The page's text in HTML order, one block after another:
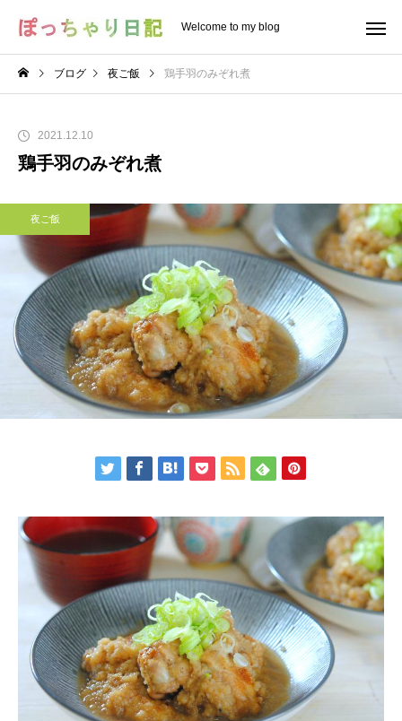
Welcome to my blog
ブログ 夜ご飯 鶏手羽のみぞれ煮
2021.12.10
鶏手羽のみぞれ煮
夜ご飯